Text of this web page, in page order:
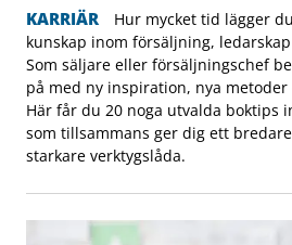
KARRIÄR
Hur mycket tid lägger
kunskap inom försäljning,
Som säljare eller försäljningschef
på med ny inspiration, nya
Här får du 20 noga utvalda boktips
som tillsammans ger dig ett
starkare verktygslåda.